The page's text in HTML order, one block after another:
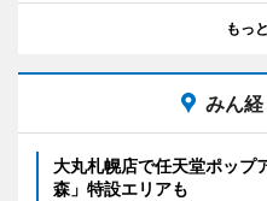
もっ
みん
大丸札幌店で任天堂ポッ
森」特設エリアも